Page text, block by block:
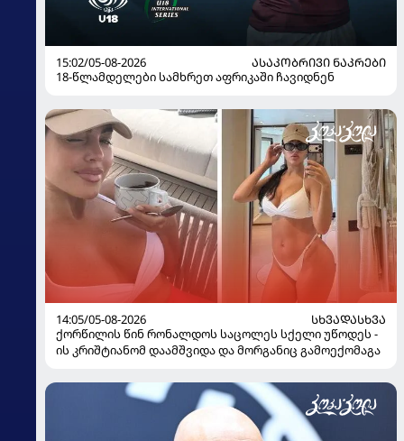
15:02/05-08-2026
ᲐᲡᲐᲙᲝᲑᲠᲘᲕᲘ ᲜᲐᲙᲠᲔᲑᲘ
18-წლამდელები სამხრეთ აფრიკაში ჩავიდნენ
14:05/05-08-2026
ᲡᲮᲕᲐᲓᲐᲡᲮᲕᲐ
ქორწილის წინ რონალდოს საცოლეს სქელი უწოდეს -
ის კრიშტიანომ დაამშვიდა და მორგანიც გამოექომაგა